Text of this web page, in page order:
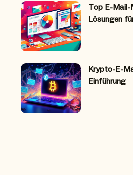
Top E-
Lösungen
Krypto-E-
Einführung